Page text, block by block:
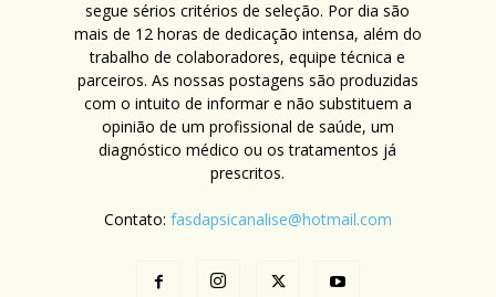
segue sérios critérios de seleção. Por dia são
mais de 12 horas de dedicação intensa, além do
trabalho de colaboradores, equipe técnica e
parceiros. As nossas postagens são produzidas
com o intuito de informar e não substituem a
opinião de um profissional de saúde, um
diagnóstico médico ou os tratamentos já
prescritos.
Contato: fasdapsicanalise@hotmail.com